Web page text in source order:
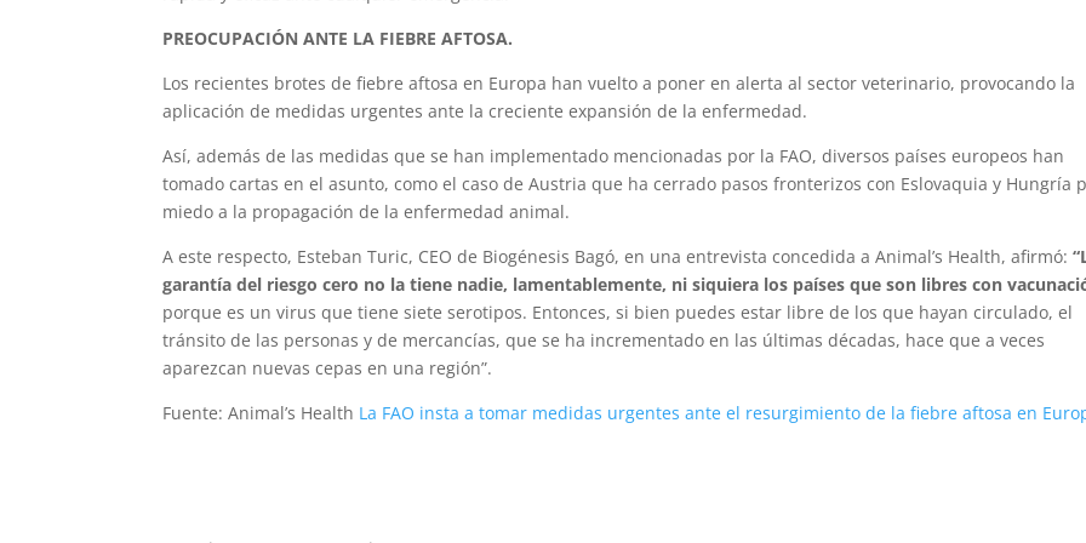
PREOCUPACIÓN ANTE LA FIEBRE AFTOSA.
Los recientes brotes de fiebre aftosa en Europa han vuelto a poner en alerta al sector veterinario, provocando la
aplicación de medidas urgentes ante la creciente expansión de la enfermedad.
Así, además de las medidas que se han implementado mencionadas por la FAO, diversos países europeos han
tomado cartas en el asunto, como el caso de Austria que ha cerrado pasos fronterizos con Eslovaquia y Hungría
miedo a la propagación de la enfermedad animal.
A este respecto, Esteban Turic, CEO de Biogénesis Bagó, en una entrevista concedida a Animal’s Health, afirmó:
garantía del riesgo cero no la tiene nadie, lamentablemente, ni siquiera los países que son libres con
porque es un virus que tiene siete serotipos. Entonces, si bien puedes estar libre de los que hayan circulado, el
tránsito de las personas y de mercancías, que se ha incrementado en las últimas décadas, hace que a veces
aparezcan nuevas cepas en una región”.
Fuente: Animal’s Health La FAO insta a tomar medidas urgentes ante el resurgimiento de la fiebre aftosa en